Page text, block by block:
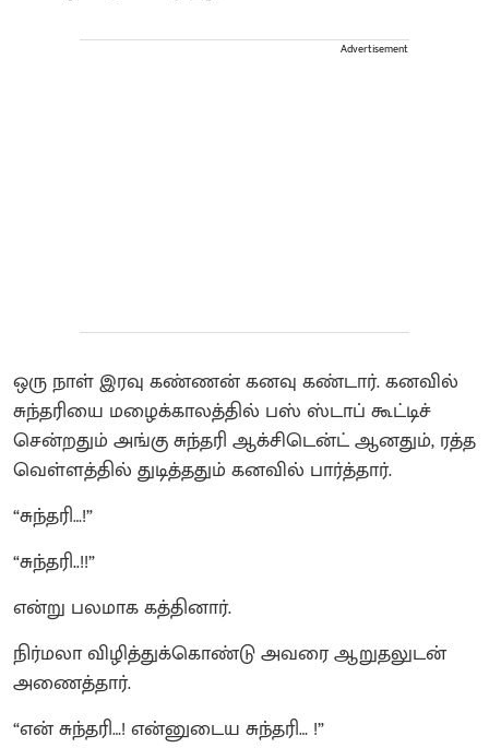
Advertisement
ஒரு நாள் இரவு கண்ணன் கனவு கண்டார். கனவில்
சுந்தரியை மழைக்காலத்தில் பஸ் ஸ்டாப் கூட்டிச்
சென்றதும் அங்கு சுந்தரி ஆக்சிடென்ட் ஆனதும், ரத்த
வெள்ளத்தில் துடித்ததும் கனவில் பார்த்தார்.
“சுந்தரி…!”
“சுந்தரி..!!”
என்று பலமாக கத்தினார்.
நிர்மலா விழித்துக்கொண்டு அவரை ஆறுதலுடன்
அணைத்தார்.
“என் சுந்தரி…! என்னுடைய சுந்தரி… !”